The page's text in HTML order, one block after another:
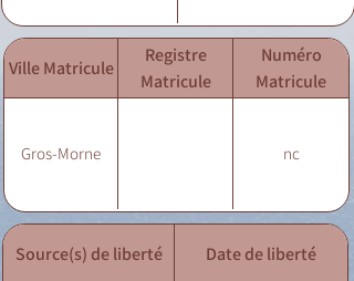
Ville Matricule
Registre
Matricule
Numéro
Matricule
Gros-Morne nc
Source(s) de liberté Date de liberté